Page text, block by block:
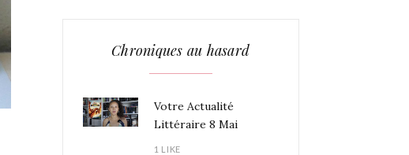
Chroniques au hasard
Votre Actualité
Littéraire 8 Mai
1 LIKE